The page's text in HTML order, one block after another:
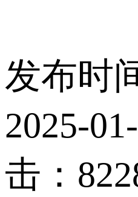
发布时
2025-
击：